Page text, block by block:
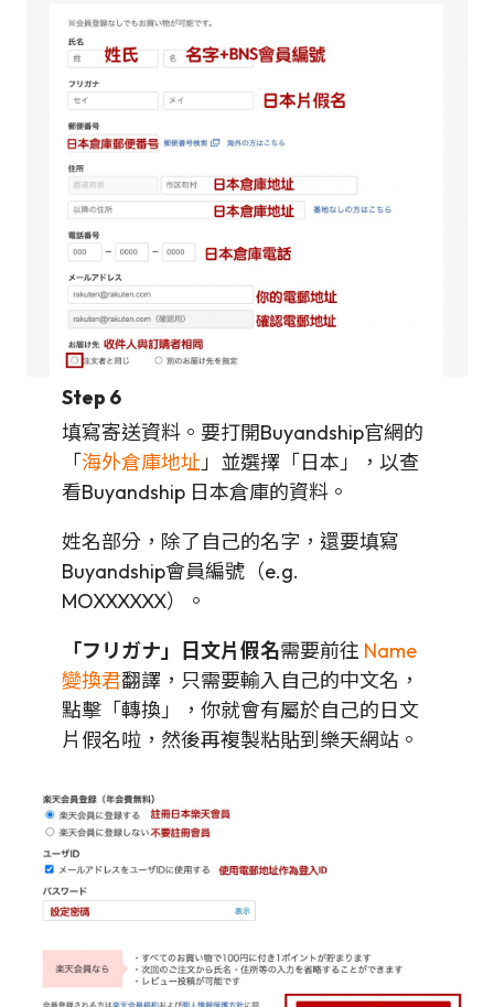
Step 6
填寫寄送資料。要打開Buyandship官網的
「海外倉庫地址」並選擇「日本」，以查
看Buyandship 日本倉庫的資料。
姓名部分，除了自己的名字，還要填寫
Buyandship會員編號（e.g.
MOXXXXXX）。
「フリガナ」日文片假名需要前往 Name
變換君翻譯，只需要輸入自己的中文名，
點擊「轉換」，你就會有屬於自己的日文
片假名啦，然後再複製粘貼到樂天網站。